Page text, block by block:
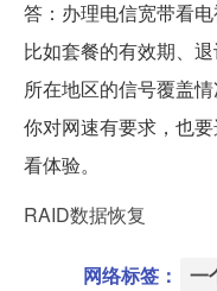
答：办理电信宽带看
比如套餐的有效期、
所在地区的信号覆盖
你对网速有要求，也
看体验。
RAID数据恢复
网络标签： 一